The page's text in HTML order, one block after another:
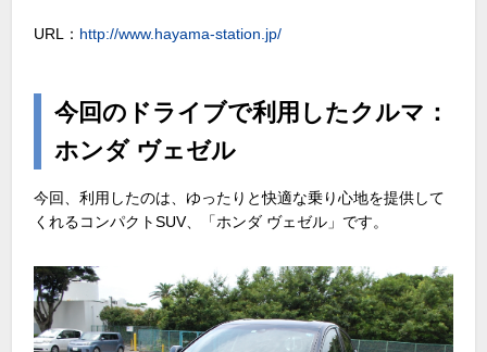
URL： http://www.hayama-station.jp/
今回のドライブで利用したクルマ：
ホンダ ヴェゼル
今回、利用したのは、ゆったりと快適な乗り心地を提供して
くれるコンパクトSUV、「ホンダ ヴェゼル」です。